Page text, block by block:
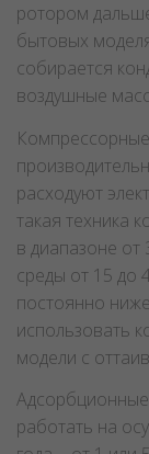
ротором
бытовых
собирается
воздушные
расходуют
такая техника
в диапазоне от
среды от 15 до
постоянно
использовать
модели с
Адсорбционные
работать на